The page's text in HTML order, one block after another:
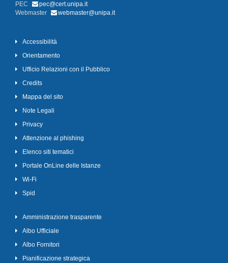
PEC
pec@cert.unipa.it
Webmaster
webmaster@unipa.it
Accessibilità
Orientamento
Ufficio Relazioni con il Pubblico
Credits
Mappa del sito
Note Legali
Privacy
Attenzione al phishing
Elenco siti tematici
Portale OnLine delle Istanze
Wi-Fi
Spid
Amministrazione trasparente
Albo Ufficiale
Albo Fornitori
Pianificazione strategica